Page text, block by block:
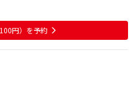
円）を予約